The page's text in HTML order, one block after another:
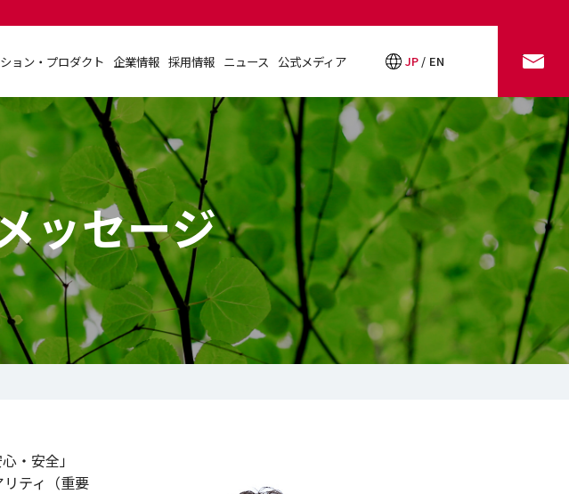
ョン・プロダクト
企業情報 採用情報 ニュース 公式メディア
JP EN
ッセージ
・安全」
ティ（重要